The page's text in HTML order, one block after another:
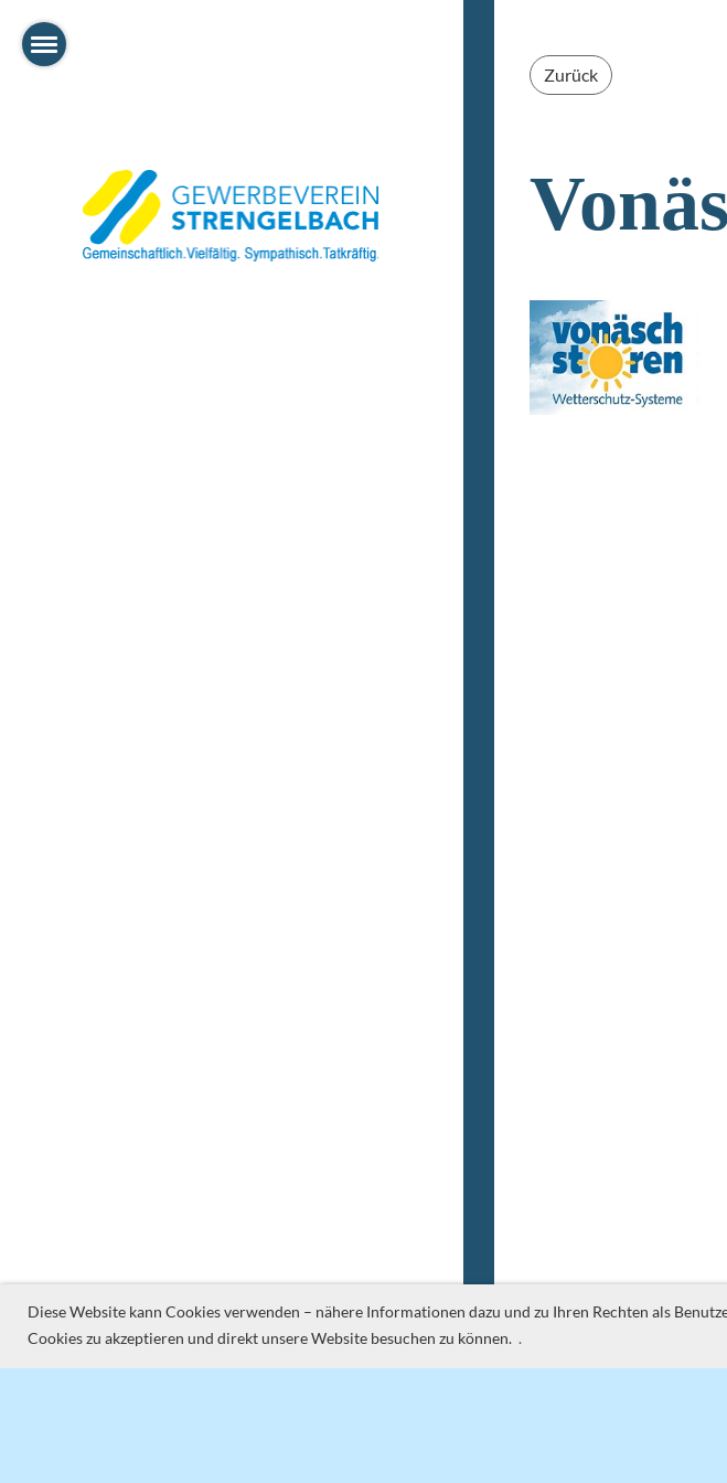
Diese Website kann Cookies verwenden – nähere Informationen dazu und zu Ihren Rechten als
Cookies zu akzeptieren und direkt unsere Website besuchen zu können. .
Zurück